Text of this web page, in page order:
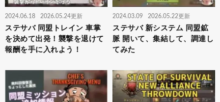
2024.06.18 2026.05.24更新
ステサバ 同盟トレイン 車掌
を決めて出発！襲撃を退けて
報酬を手に入れよう！
2024.03.09 2026.05.22更新
ステサバ 新システム 同盟鉱
脈 開いて、集結して、調達し
てみた